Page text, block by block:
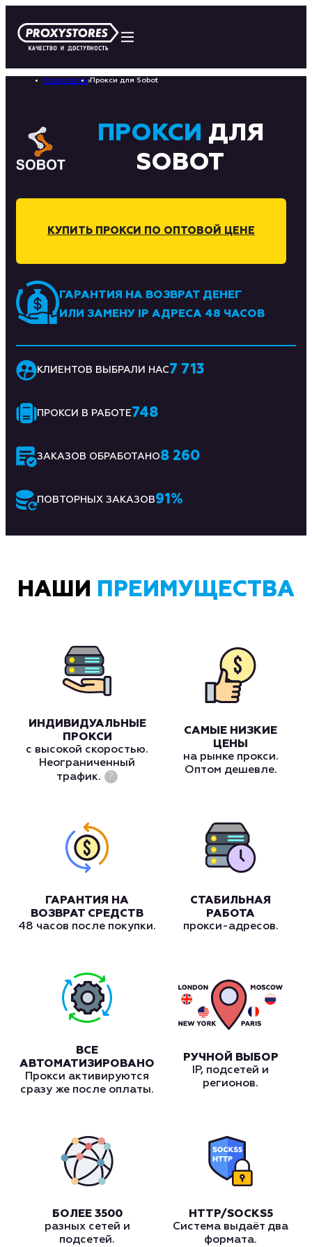
Proxystores› Прокси для Sobot
ПРОКСИ ДЛЯ
SOBOT
КУПИТЬ ПРОКСИ ПО ОПТОВОЙ ЦЕНЕ
ГАРАНТИЯ НА ВОЗВРАТ ДЕНЕГ
ИЛИ ЗАМЕНУ IP АДРЕСА 48 ЧАСОВ
КЛИЕНТОВ ВЫБРАЛИ НАС7 713
ПРОКСИ В РАБОТЕ748
ЗАКАЗОВ ОБРАБОТАНО8 260
ПОВТОРНЫХ ЗАКАЗОВ91 %
НАШИ ПРЕИМУЩЕСТВА
ИНДИВИДУАЛЬНЫЕ
ПРОКСИ
с высокой скоростью.
Неограниченный
трафик.
?
САМЫЕ НИЗКИЕ
ЦЕНЫ
на рынке прокси.
Оптом дешевле.
ГАРАНТИЯ НА
ВОЗВРАТ СРЕДСТВ
48 часов после покупки.
СТАБИЛЬНАЯ
РАБОТА
прокси-адресов.
ВСЕ
АВТОМАТИЗИРОВАНО
Прокси активируются
сразу же после оплаты.
РУЧНОЙ ВЫБОР
IP, подсетей и
регионов.
БОЛЕЕ 3500
разных сетей и
подсетей.
HTTP/SOCKS5
Система выдаёт два
формата.